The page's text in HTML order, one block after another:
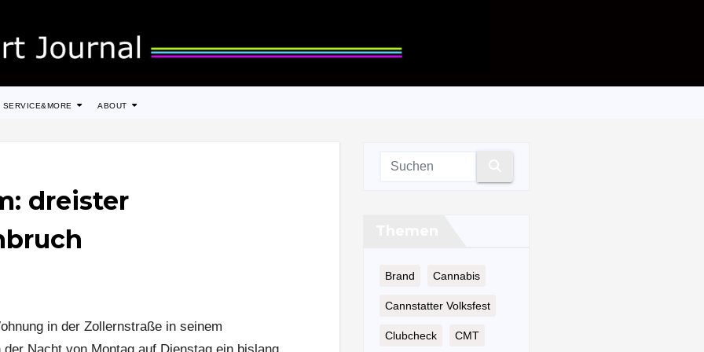
SERVICE&MORE ABOUT
dreister
in der Zollernstraße in seinem
Brand Cannabis
Cannstatter Volksfest
Clubcheck CMT